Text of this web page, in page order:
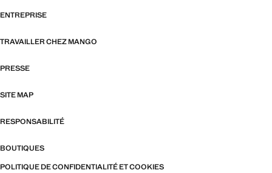
ENTREPRISE
TRAVAILLER CHEZ MANGO
PRESSE
SITE MAP
RESPONSABILITÉ
BOUTIQUES
POLITIQUE DE CONFIDENTIALITÉ ET COOKIES